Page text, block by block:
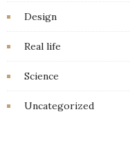
Design
Real life
Science
Uncategorized